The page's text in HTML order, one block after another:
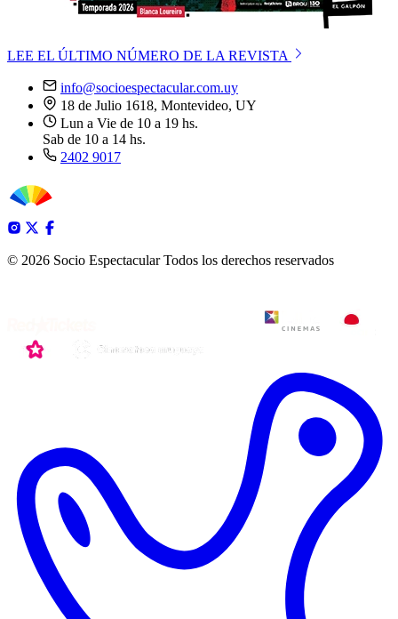
LEE EL ÚLTIMO NÚMERO DE LA REVISTA
info@socioespectacular.com.uy
18 de Julio 1618, Montevideo, UY
Lun a Vie de 10 a 19 hs.
Sab de 10 a 14 hs.
2402 9017
© 2026 Socio Espectacular Todos los derechos reservados